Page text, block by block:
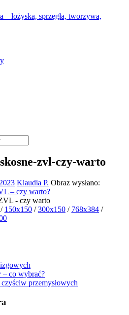
zvl-czy-warto
Klaudia P. Obraz wysłano:
– czy warto?
/ 150x150 /300x150 / 768x384 /
– co wybrać?
przemysłowych